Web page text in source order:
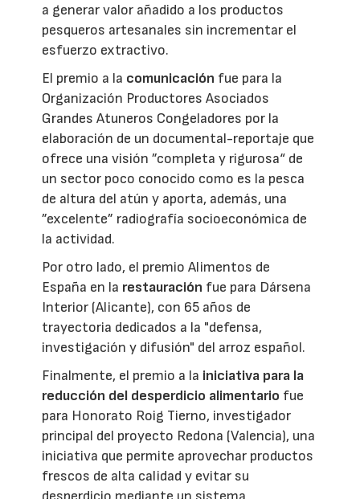
a generar valor añadido a los productos
pesqueros artesanales sin incrementar el
esfuerzo extractivo.
El premio a la comunicación fue para la
Organización Productores Asociados
Grandes Atuneros Congeladores por la
elaboración de un documental-reportaje que
ofrece una visión ”completa y rigurosa“ de
un sector poco conocido como es la pesca
de altura del atún y aporta, además, una
”excelente” radiografía socioeconómica de
la actividad.
Por otro lado, el premio Alimentos de
España en la restauración fue para Dársena
Interior (Alicante), con 65 años de
trayectoria dedicados a la "defensa,
investigación y difusión" del arroz español.
Finalmente, el premio a la iniciativa para la
reducción del desperdicio alimentario fue
para Honorato Roig Tierno, investigador
principal del proyecto Redona (Valencia), una
iniciativa que permite aprovechar productos
frescos de alta calidad y evitar su